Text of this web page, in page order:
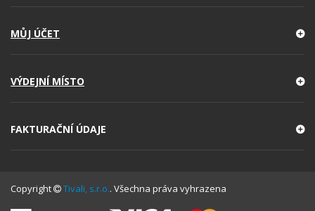
MŮJ ÚČET
VÝDEJNÍ MÍSTO
FAKTURAČNÍ ÚDAJE
Copyright Tivali, s.r.o.. Všechna práva vyhrazena